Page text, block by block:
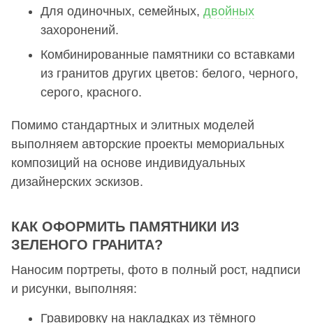
Для одиночных, семейных, двойных
захоронений.
Комбинированные памятники со вставками
из гранитов других цветов: белого, черного,
серого, красного.
Помимо стандартных и элитных моделей
выполняем авторские проекты мемориальных
композиций на основе индивидуальных
дизайнерских эскизов.
КАК ОФОРМИТЬ ПАМЯТНИКИ ИЗ
ЗЕЛЕНОГО ГРАНИТА?
Наносим портреты, фото в полный рост, надписи
и рисунки, выполняя:
Гравировку на накладках из тёмного